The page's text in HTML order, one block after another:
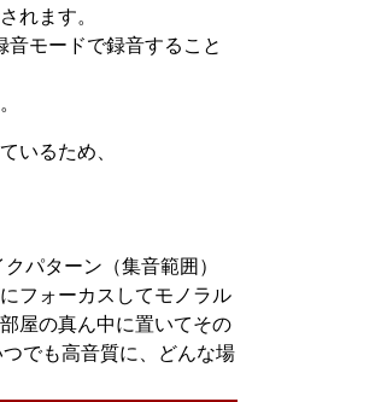
れます。
モードで録音すること
いるため、
パターン（集音範囲）
フォーカスしてモノラル
屋の真ん中に置いてその
でも高音質に、どんな場